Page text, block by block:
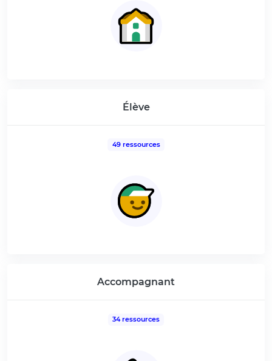
Élève
49 ressources
Accompagnant
34 ressources